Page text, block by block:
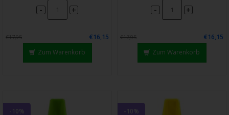
- +
€17,95
€16,15
Zum Warenkorb
- +
€17,95
€16,15
Zum Warenkorb
-10% -10%